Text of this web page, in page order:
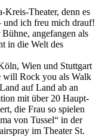
Kreis-Theater, denn es
und ich freu mich drauf!
angefangen als
in die Welt des
Wien und Stuttgart
will Rock you als Walk
auf Land ab an
mit über 20 Haupt-
die Frau so spielen
von Tussel“ in der
im Theater St.